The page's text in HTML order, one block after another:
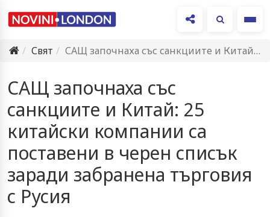
Свят
САЩ започнаха със санкциите и Китай: 25 китайски компании са…
САЩ започнаха със
санкциите и Китай: 25
китайски компании са
поставени в черен списък
заради забраненa търговия
с Русия